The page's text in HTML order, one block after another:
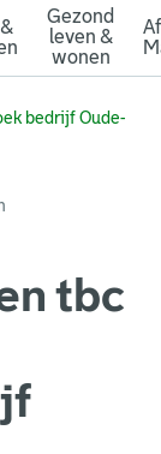
Gezond
leven &
wonen
bedrijf Oude-
tbc